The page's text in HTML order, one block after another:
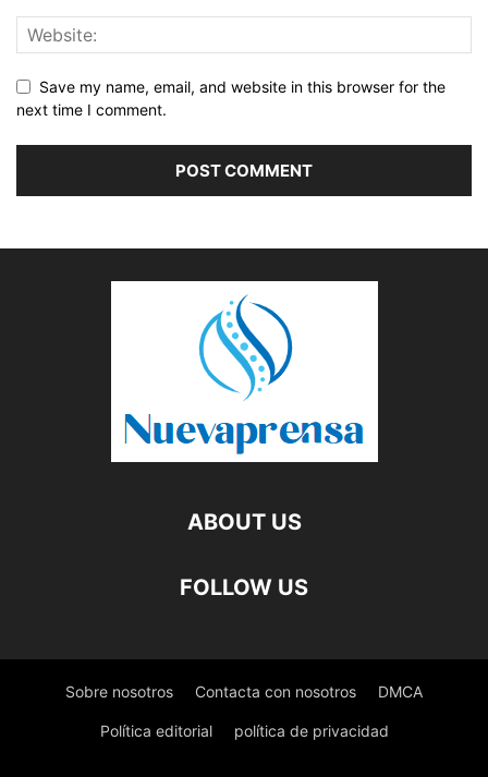
Save my name, email, and website in this browser for the
next time I comment.
ABOUT US
FOLLOW US
Sobre nosotros Contacta con nosotros DMCA
Política editorial política de privacidad